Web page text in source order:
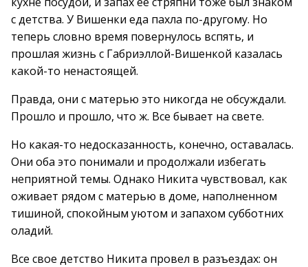
с детства. У Вишенки еда пахла по-другому. Но
теперь словно время повернулось вспять, и
прошлая жизнь с Габриэллой-Вишенкой казалась
какой-то ненастоящей.
Правда, они с матерью это никогда не обсуждали.
Прошло и прошло, что ж. Все бывает на свете.
Но какая-то недосказанность, конечно, оставалась.
Они оба это понимали и продолжали избегать
неприятной темы. Однако Никита чувствовал, как
оживает рядом с матерью в доме, наполненном
тишиной, спокойным уютом и запахом субботних
оладий.
Все свое детство Никита провел в разъездах: он